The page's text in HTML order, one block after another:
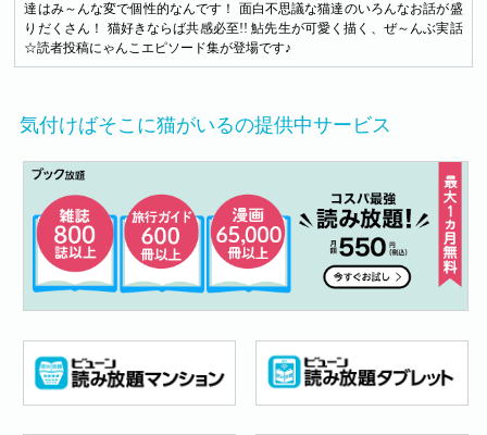
達はみ～んな変で個性的なんです！ 面白不思議な猫達のいろんなお話が盛
りだくさん！ 猫好きならば共感必至!! 鮎先生が可愛く描く、ぜ～んぶ実話
☆読者投稿にゃんこエピソード集が登場です♪
気付けばそこに猫がいるの提供中サービス